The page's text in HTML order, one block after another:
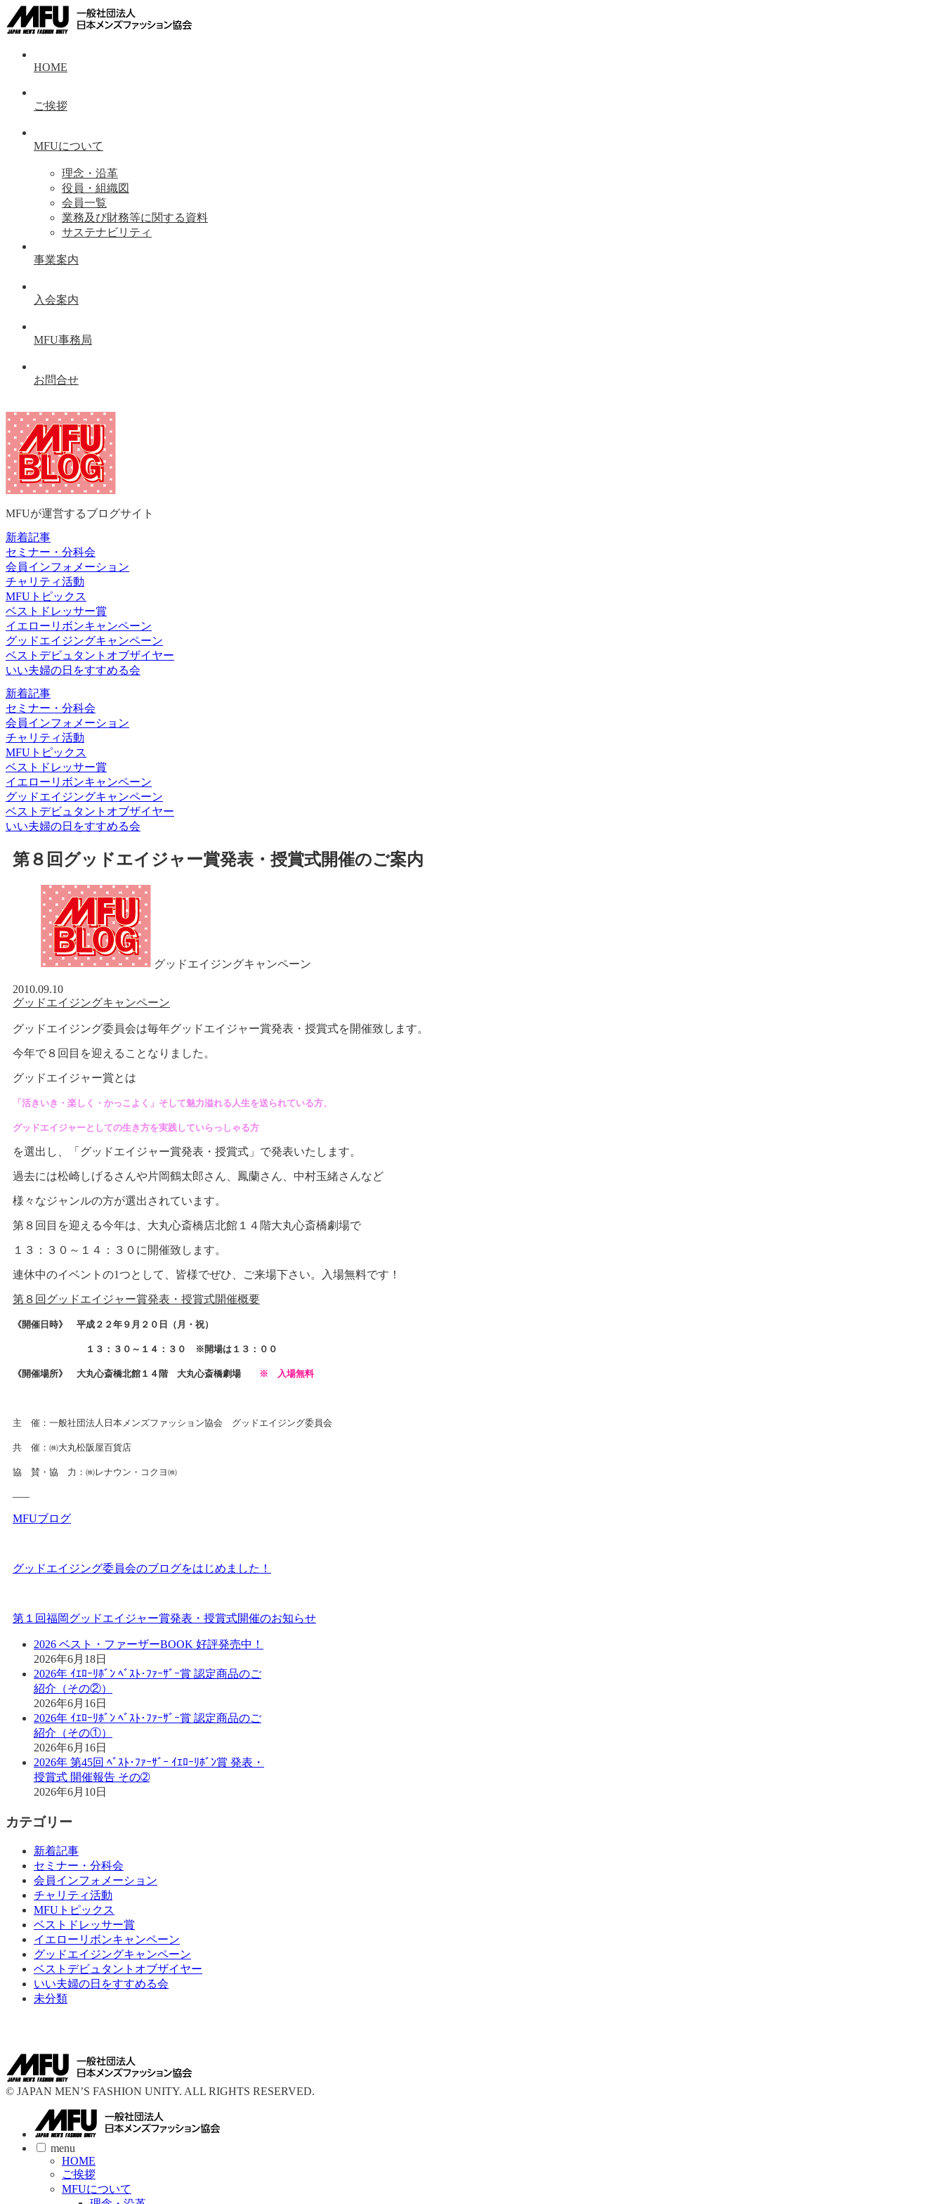
HOME
ご挨拶
MFUについて
理念・沿革
役員・組織図
会員一覧
業務及び財務等に関する資料
サステナビリティ
事業案内
入会案内
MFU事務局
お問合せ
MFUが運営するブログサイト
新着記事
セミナー・分科会
会員インフォメーション
チャリティ活動
MFUトピックス
ベストドレッサー賞
イエローリボンキャンペーン
グッドエイジングキャンペーン
ベストデビュタントオブザイヤー
いい夫婦の日をすすめる会
新着記事
セミナー・分科会
会員インフォメーション
チャリティ活動
MFUトピックス
ベストドレッサー賞
イエローリボンキャンペーン
グッドエイジングキャンペーン
ベストデビュタントオブザイヤー
いい夫婦の日をすすめる会
第８回グッドエイジャー賞発表・授賞式開催のご案内
グッドエイジングキャンペーン
2010.09.10
グッドエイジングキャンペーン
グッドエイジング委員会は毎年グッドエイジャー賞発表・授賞式を開催致します。
今年で８回目を迎えることなりました。
グッドエイジャー賞とは
「活きいき・楽しく・かっこよく」そして魅力溢れる人生を送られている方、
グッドエイジャーとしての生き方を実践していらっしゃる方
を選出し、「グッドエイジャー賞発表・授賞式」で発表いたします。
過去には松崎しげるさんや片岡鶴太郎さん、鳳蘭さん、中村玉緒さんなど
様々なジャンルの方が選出されています。
第８回目を迎える今年は、大丸心斎橋店北館１４階大丸心斎橋劇場で
１３：３０～１４：３０に開催致します。
連休中のイベントの1つとして、皆様でぜひ、ご来場下さい。入場無料です！
第８回グッドエイジャー賞発表・授賞式開催概要
《開催日時》 平成２２年９月２０日（月・祝）
１３：３０～１４：３０ ※開場は１３：００
《開催場所》 大丸心斎橋北館１４階 大丸心斎橋劇場 ※ 入場無料
主 催：一般社団法人日本メンズファッション協会 グッドエイジング委員会
共 催：㈱大丸松阪屋百貨店
協 賛・協 力：㈱レナウン・コクヨ㈱
—–
MFUブログ
グッドエイジング委員会のブログをはじめました！
第１回福岡グッドエイジャー賞発表・授賞式開催のお知らせ
2026 ベスト・ファーザーBOOK 好評発売中！
2026年6月18日
2026年 ｲｴﾛｰﾘﾎﾞﾝ ﾍﾞｽﾄ･ﾌｧｰｻﾞｰ賞 認定商品のご
紹介（その②）
2026年6月16日
2026年 ｲｴﾛｰﾘﾎﾞﾝ ﾍﾞｽﾄ･ﾌｧｰｻﾞｰ賞 認定商品のご
紹介（その①）
2026年6月16日
2026年 第45回 ﾍﾞｽﾄ･ﾌｧｰｻﾞｰ ｲｴﾛｰﾘﾎﾞﾝ賞 発表・
授賞式 開催報告 その➁
2026年6月10日
カテゴリー
新着記事
セミナー・分科会
会員インフォメーション
チャリティ活動
MFUトピックス
ベストドレッサー賞
イエローリボンキャンペーン
グッドエイジングキャンペーン
ベストデビュタントオブザイヤー
いい夫婦の日をすすめる会
未分類
© JAPAN MEN’S FASHION UNITY. ALL RIGHTS RESERVED.
menu
HOME
ご挨拶
MFUについて